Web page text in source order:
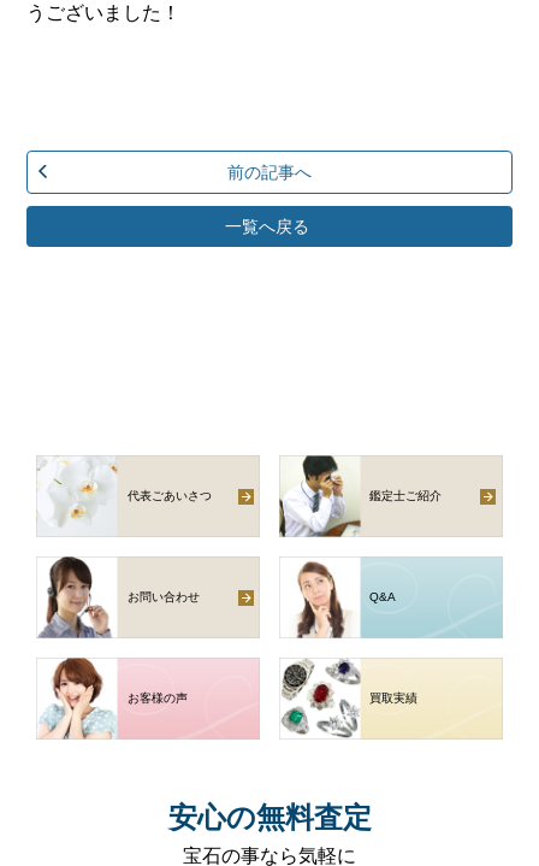
うございました！
前の記事へ
一覧へ戻る
代表ごあいさつ 鑑定士ご紹介
お問い合わせ Q&A
お客様の声 買取実績
安心の無料査定
宝石の事なら気軽に